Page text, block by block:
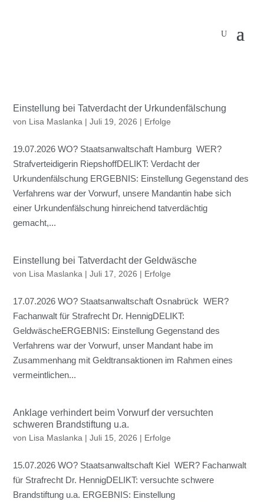
Einstellung bei Tatverdacht der Urkundenfälschung
von Lisa Maslanka |Juli 19, 2026 | Erfolge
19.07.2026 WO? Staatsanwaltschaft Hamburg WER?
Strafverteidigerin RiepshoffDELIKT: Verdacht der
Urkundenfälschung ERGEBNIS: Einstellung Gegenstand des
Verfahrens war der Vorwurf, unsere Mandantin habe sich
einer Urkundenfälschung hinreichend tatverdächtig
gemacht,...
Einstellung bei Tatverdacht der Geldwäsche
von Lisa Maslanka |Juli 17, 2026 | Erfolge
17.07.2026 WO? Staatsanwaltschaft Osnabrück WER?
Fachanwalt für Strafrecht Dr. HennigDELIKT:
GeldwäscheERGEBNIS: Einstellung Gegenstand des
Verfahrens war der Vorwurf, unser Mandant habe im
Zusammenhang mit Geldtransaktionen im Rahmen eines
vermeintlichen...
Anklage verhindert beim Vorwurf der versuchten
schweren Brandstiftung u.a.
von Lisa Maslanka |Juli 15, 2026 | Erfolge
15.07.2026 WO? Staatsanwaltschaft Kiel WER? Fachanwalt
für Strafrecht Dr. HennigDELIKT: versuchte schwere
Brandstiftung u.a. ERGEBNIS: Einstellung